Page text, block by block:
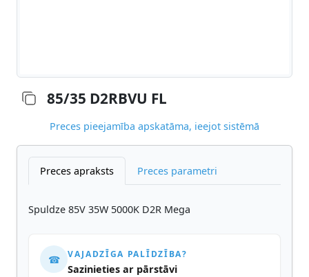
85/35 D2RBVU FL
Preces pieejamība apskatāma, ieejot sistēmā
Preces apraksts Preces parametri
Spuldze 85V 35W 5000K D2R Mega
☎ VAJADZĪGA PALĪDZĪBA?
Sazinieties ar pārstāvi